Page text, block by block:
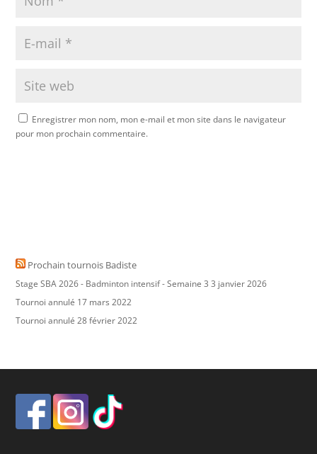
Enregistrer mon nom, mon e-mail et mon site dans le navigateur
pour mon prochain commentaire.
Prochain tournois Badiste
Stage SBA 2026 - Badminton intensif - Semaine 3 3 janvier 2026
Tournoi annulé 17 mars 2022
Tournoi annulé 28 février 2022